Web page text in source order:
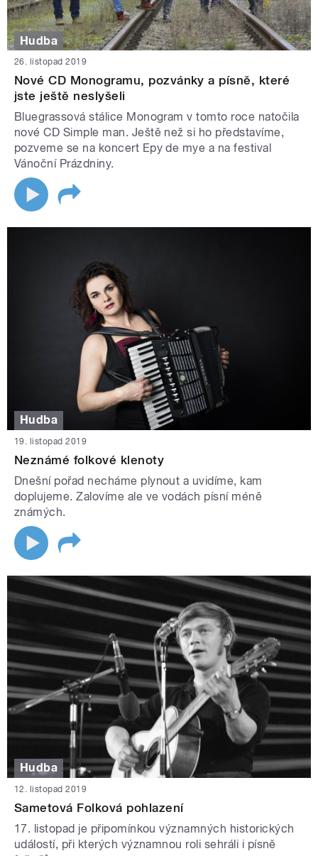
Hudba
26. listopad 2019
Nové CD Monogramu, pozvánky a písně, které
jste ještě neslyšeli
Bluegrassová stálice Monogram v tomto roce natočila
nové CD Simple man. Ještě než si ho představíme,
pozveme se na koncert Epy de mye a na festival
Vánoční Prázdniny.
Hudba
19. listopad 2019
Neznámé folkové klenoty
Dnešní pořad necháme plynout a uvidíme, kam
doplujeme. Zalovíme ale ve vodách písní méně
známých.
Hudba
12. listopad 2019
Sametová Folková pohlazení
17. listopad je připomínkou významných historických
událostí, při kterých významnou roli sehráli i písně